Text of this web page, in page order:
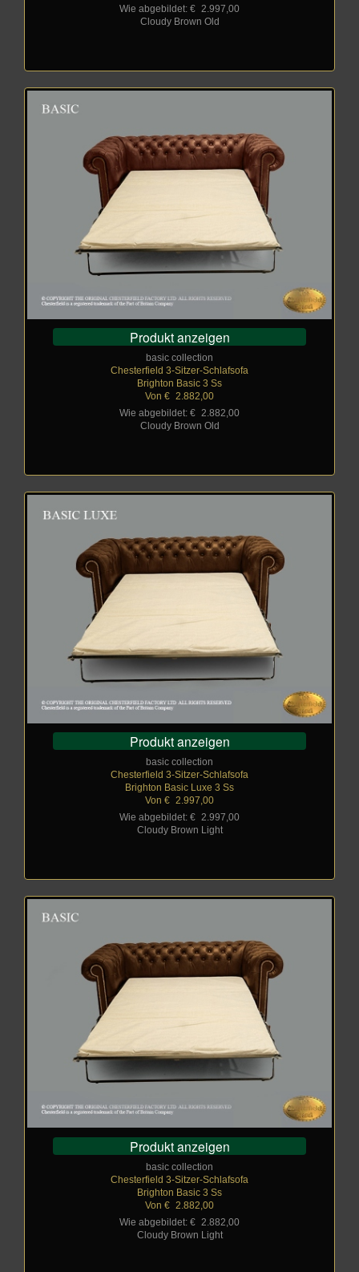
Wie abgebildet: €
2.997,00
Cloudy Brown Old
Produkt anzeigen
basic collection
Chesterfield 3-Sitzer-Schlafsofa
Brighton Basic 3 Ss
Von € 2.882,00
Wie abgebildet: €
2.882,00
Cloudy Brown Old
Produkt anzeigen
basic collection
Chesterfield 3-Sitzer-Schlafsofa
Brighton Basic Luxe 3 Ss
Von € 2.997,00
Wie abgebildet: € 2.997,00
Cloudy Brown Light
Produkt anzeigen
basic collection
Chesterfield 3-Sitzer-Schlafsofa
Brighton Basic 3 Ss
Von € 2.882,00
Wie abgebildet: €
2.882,00
Cloudy Brown Light